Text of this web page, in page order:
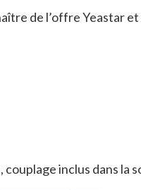
de l’offre Yeastar
inclus dans la